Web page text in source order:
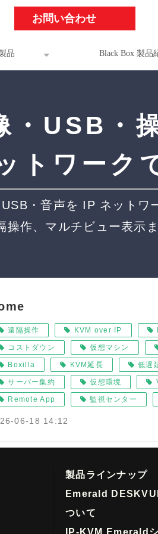
お問い合わせ
品 Black Box 製品
・USB・
トワーク
・音声を IP ネットワ
操作、マルチビュー表示
遠隔操作 KVM over IP
コストダウン 仮想マシン
Boxilla KVM延長 低遅
サーバー集約 仮想環境
Remote App 監視センター
06-18 14:12
製品ラインナップ
Emerald
ついて
IP-KVM Emerald